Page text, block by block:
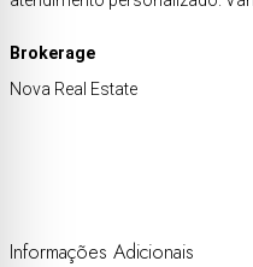
Brokerage
Nova Real Estate
Informações Adicionais